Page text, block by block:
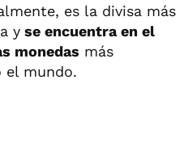
es la divisa más
y se encuentra en el
monedas más
el mundo.